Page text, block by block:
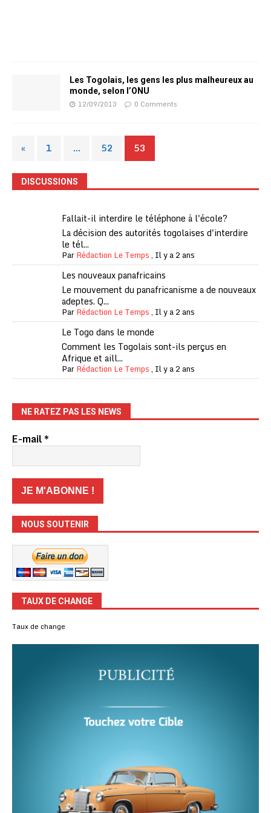
Les Togolais, les gens les plus malheureux au
monde, selon l’ONU
12/09/2013 0 Comments
« 1 … 52 53
DISCUSSIONS
Fallait-il interdire le téléphone à l'école?
La décision des autorités togolaises d'interdire
le tél...
ParRédaction Le Temps, Il y a 2 ans
Les nouveaux panafricains
Le mouvement du panafricanisme a de nouveaux
adeptes. Q...
ParRédaction Le Temps, Il y a 2 ans
Le Togo dans le monde
Comment les Togolais sont-ils perçus en
Afrique et aill...
ParRédaction Le Temps, Il y a 2 ans
NE RATEZ PAS LES NEWS
E-mail*
NOUS SOUTENIR
TAUX DE CHANGE
Taux de change